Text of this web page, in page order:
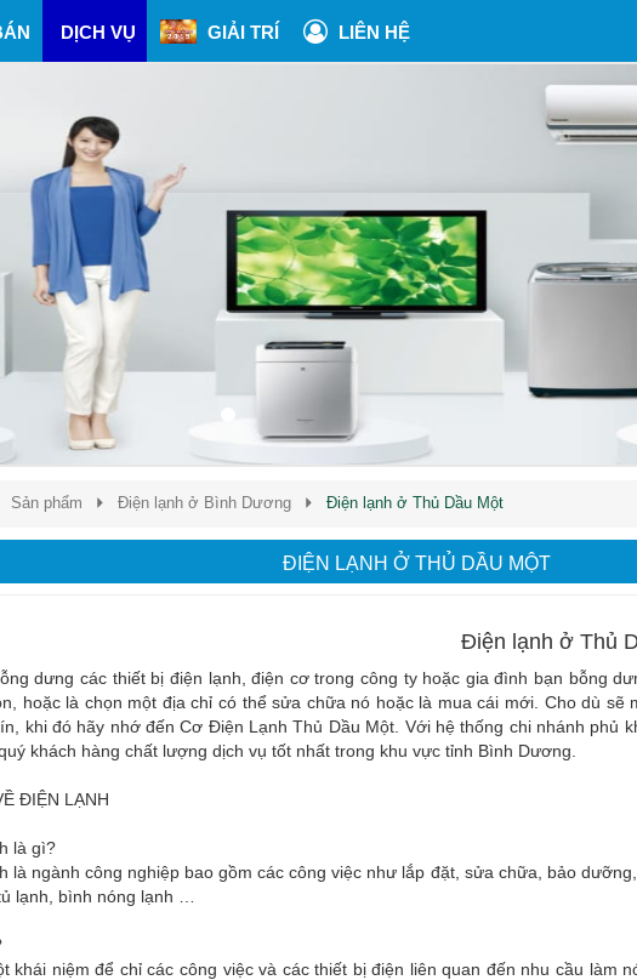
DỊCH VỤ GIẢI TRÍ LIÊN HỆ
Sản phẩm Điện lạnh ở Bình Dương Điện lạnh ở Thủ Dầu Một
ĐIỆN LẠNH Ở THỦ DẦU MỘT
Điện lạnh ở Thủ
dưng các thiết bị điện lạnh, điện cơ trong công ty hoặc gia đình bạn bỗng
hoặc là chọn một địa chỉ có thể sửa chữa nó hoặc là mua cái mới. Cho dù sẽ
khi đó hãy nhớ đến Cơ Điện Lạnh Thủ Dầu Một. Với hệ thống chi nhánh phủ
khách hàng chất lượng dịch vụ tốt nhất trong khu vực tỉnh Bình Dương.
ĐIỆN LẠNH
là gì?
là ngành công nghiệp bao gồm các công việc như lắp đặt, sửa chữa, bảo
lạnh, bình nóng lạnh …
khái niệm để chỉ các công việc và các thiết bị điện liên quan đến nhu cầu làm